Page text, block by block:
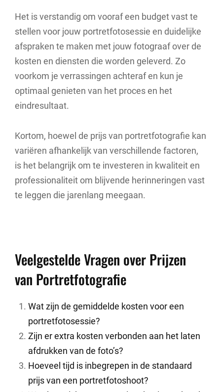
Het is verstandig om vooraf een budget vast te
stellen voor jouw portretfotosessie en duidelijke
afspraken te maken met jouw fotograaf over de
kosten en diensten die worden geleverd. Zo
voorkom je verrassingen achteraf en kun je
optimaal genieten van het proces en het
eindresultaat.
Kortom, hoewel de prijs van portretfotografie kan
variëren afhankelijk van verschillende factoren,
is het belangrijk om te investeren in kwaliteit en
professionaliteit om blijvende herinneringen vast
te leggen die jarenlang meegaan.
Veelgestelde Vragen over Prijzen
van Portretfotografie
Wat zijn de gemiddelde kosten voor een
portretfotosessie?
Zijn er extra kosten verbonden aan het laten
afdrukken van de foto’s?
Hoeveel tijd is inbegrepen in de standaard
prijs van een portretfotoshoot?